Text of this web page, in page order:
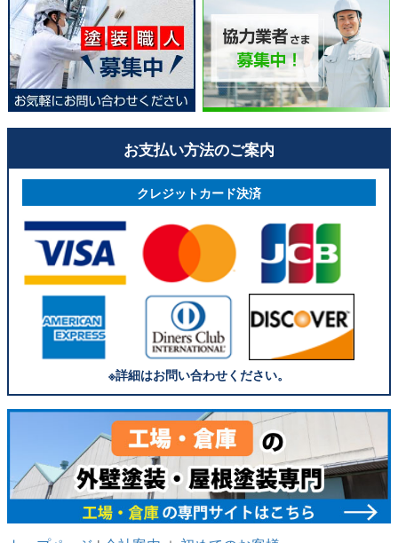
お支払い方法のご案内
クレジットカード決済
※詳細はお問い合わせください。